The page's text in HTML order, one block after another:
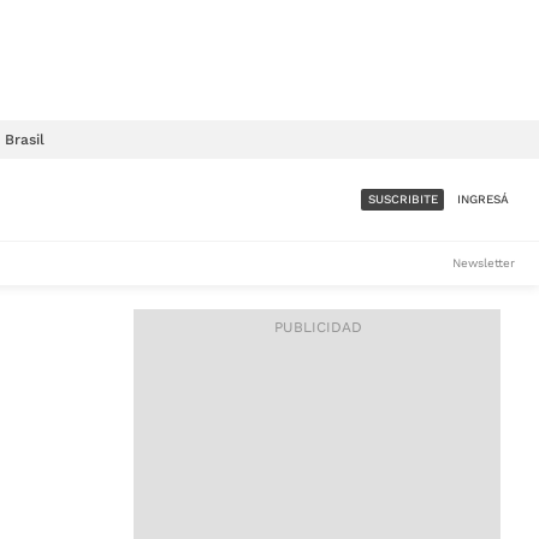
Brasil
ACCESO FULL - $1.800/MES
SUSCRIBITE INGRESÁ
Newsletter